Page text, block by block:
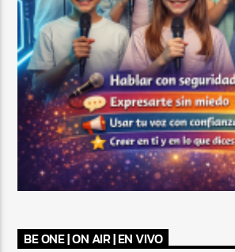
BE ONE | ON AIR | EN VIVO